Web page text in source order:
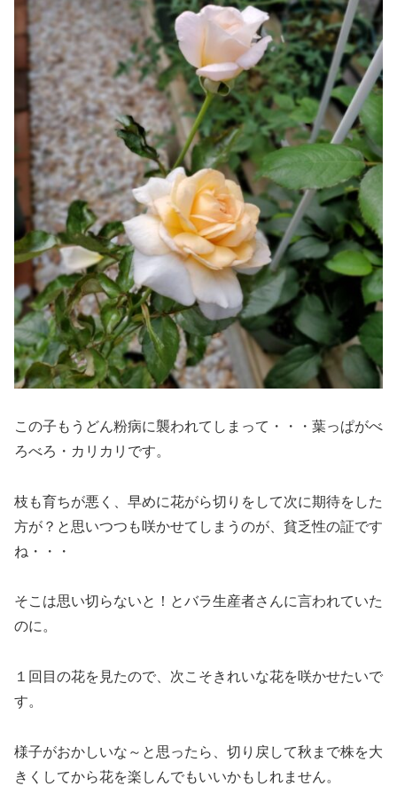
この子もうどん粉病に襲われてしまって・・・葉っぱがべ
ろべろ・カリカリです。
枝も育ちが悪く、早めに花がら切りをして次に期待をした
方が？と思いつつも咲かせてしまうのが、貧乏性の証です
ね・・・
そこは思い切らないと！とバラ生産者さんに言われていた
のに。
１回目の花を見たので、次こそきれいな花を咲かせたいで
す。
様子がおかしいな～と思ったら、切り戻して秋まで株を大
きくしてから花を楽しんでもいいかもしれません。